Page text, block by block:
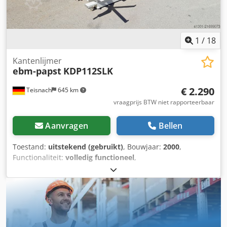
1 / 18
Teisnach 645 km
Kantenlijmer
ebm-papst KDP112SLK
€ 2.290
vraagprijs BTW niet rapporteerbaar
Aanvragen Bellen
Toestand: uitstekend (gebruikt), Bouwjaar: 2000,
Functionaliteit: volledig functioneel,
Kantenaanlijmmachine Kantenaanlijmer EBM Type: KDP
112 SLK Bouwjaar: 2000 Aanlijmen via smeltlijmbak
Kunststofranden en fineer 0,4 tot 1 mm PVC-randen en
dikfineer 1,0 - 3,0 mm Massieve randen tot 5 mm Afkorten
en gelijk zagen met kapaggregaat Boven- en
ondervlakvlakfrezen Afmetingen ca. 2,86 x 1,32 x 1,3 m